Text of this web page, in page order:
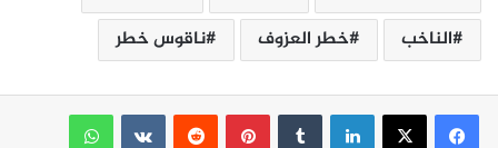
الناخب
خطر العزوف ناقوس خطر
لينكدإن بينتيريست
واتساب